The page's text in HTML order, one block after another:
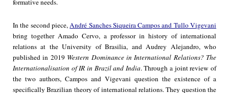
formative needs.
In the second piece,André Sanches Siqueira Campos and Tullo Vigevani
bring together Amado Cervo, a professor in history of international
relations at the University of Brasilia, and Audrey Alejandro, who
published in 2019 Western Dominance in International Relations? The
Internationalisation of IR in Brazil and India. Through a joint review of
the two authors, Campos and Vigevani question the existence of a
specifically Brazilian theory of international relations. They question the